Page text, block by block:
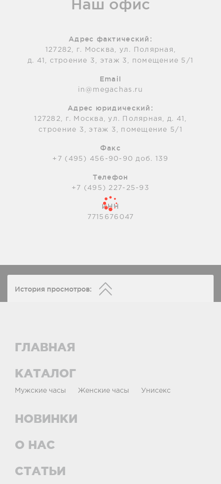
Наш офис
Адрес фактический:
127282, г. Москва, ул. Полярная,
д. 41, строение 3, этаж 3, помещение 5/1
Email
in@megachas.ru
Адрес юридический:
127282, г. Москва, ул. Полярная, д. 41,
строение 3, этаж 3, помещение 5/1
Факс
+7 (495) 456-90-90 доб. 139
Телефон
+7 (495) 227-25-93
ИНН
7715676047
История просмотров:
ГЛАВНАЯ
КАТАЛОГ
Мужские часы Женские часы Унисекс
НОВИНКИ
О НАС
СТАТЬИ